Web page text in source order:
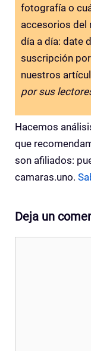
fotografía o
accesorios del
día a día: date
suscripción
nuestros
por sus
Hacemos
que
son afiliados:
camaras.uno.
Deja un